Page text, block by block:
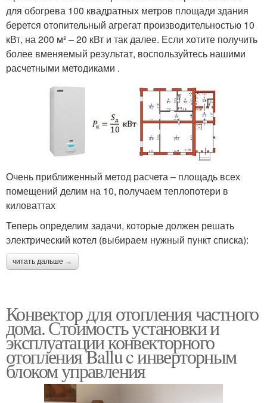
для обогрева 100 квадратных метров площади здания
берется отопительный агрегат производительностью 10
кВт, на 200 м² – 20 кВт и так далее. Если хотите получить
более вменяемый результат, воспользуйтесь нашими
расчетными методиками .
Очень приближенный метод расчета – площадь всех
помещений делим на 10, получаем теплопотери в
киловаттах
Теперь определим задачи, которые должен решать
электрический котел (выбираем нужный пункт списка):
читать дальше →
Конвектор для отопления частного
дома. Стоимость установки и
эксплуатации конвекторного
отопления Ballu c инверторным
блоком управления